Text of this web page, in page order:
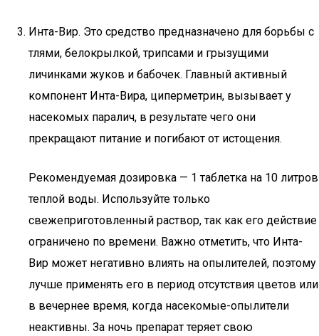
Инта-Вир. Это средство предназначено для борьбы с
тлями, белокрылкой, трипсами и грызущими
личинками жуков и бабочек. Главный активный
компонент Инта-Вира, циперметрин, вызывает у
насекомых паралич, в результате чего они
прекращают питание и погибают от истощения.
Рекомендуемая дозировка — 1 таблетка на 10 литров
теплой воды. Используйте только
свежеприготовленный раствор, так как его действие
ограничено по времени. Важно отметить, что Инта-
Вир может негативно влиять на опылителей, поэтому
лучше применять его в период отсутствия цветов или
в вечернее время, когда насекомые-опылители
неактивны. За ночь препарат теряет свою